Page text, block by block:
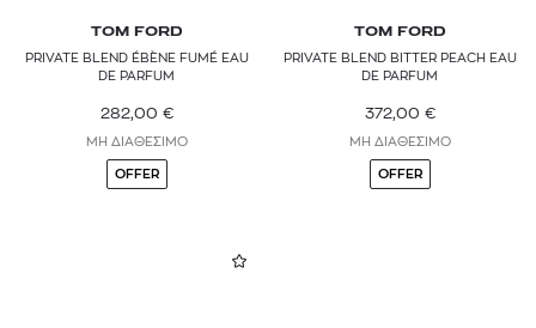
TOM FORD
PRIVATE BLEND ÉBÈNE FUMÉ EAU
DE PARFUM
282,00 €
ΜΗ ΔΙΑΘΕΣΙΜΟ
OFFER
TOM FORD
PRIVATE BLEND BITTER PEACH EAU
DE PARFUM
372,00 €
ΜΗ ΔΙΑΘΕΣΙΜΟ
OFFER